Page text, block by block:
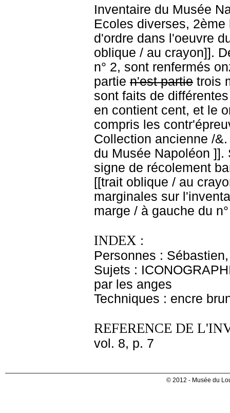
Inventaire du Musée
Ecoles diverses,
d'ordre dans l'oeuvre
oblique / au crayon]].
n° 2, sont renfermés
partie n'est partie trois
sont faits de
en contient cent, et le
compris les
Collection ancienne /
du Musée Napoléon
signe de récolement
[[trait oblique / au
marginales sur
marge / à gauche du
INDEX :
Personnes :
Sujets :
par les anges
Techniques : encre
REFERENCE DE
vol. 8, p. 7
© 2012 - Musée du